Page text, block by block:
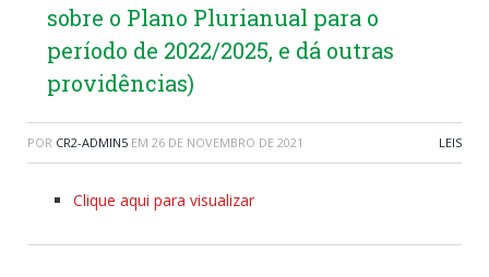
sobre o Plano Plurianual para o
período de 2022/2025, e dá outras
providências)
POR CR2-ADMIN5 EM 26 DE NOVEMBRO DE 2021 LEIS
Clique aqui para visualizar